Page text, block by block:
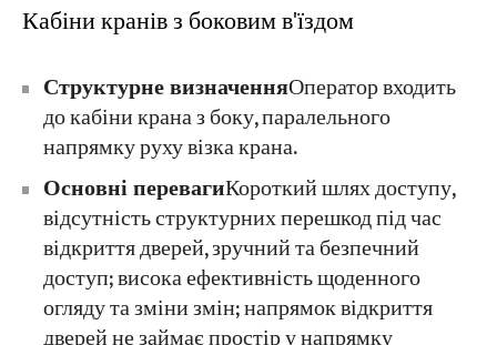
Кабіни кранів з боковим в'їздом
Структурне визначенняОператор входить
до кабіни крана з боку, паралельного
напрямку руху візка крана.
Основні перевагиКороткий шлях доступу,
відсутність структурних перешкод під час
відкриття дверей, зручний та безпечний
доступ; висока ефективність щоденного
огляду та зміни змін; напрямок відкриття